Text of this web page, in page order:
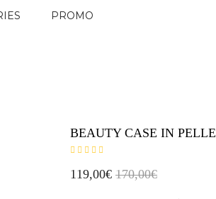
PROMO
BEAUTY CASE IN PELLE
170,00€Il
119,00€
Il